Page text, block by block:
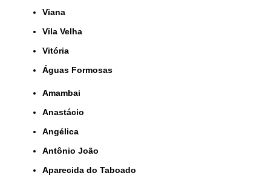
Viana
Vila Velha
Vitória
Águas Formosas
Amambai
Anastácio
Angélica
Antônio João
Aparecida do Taboado